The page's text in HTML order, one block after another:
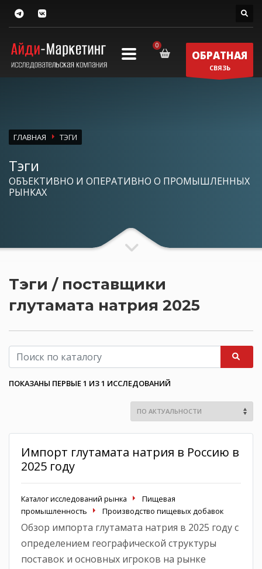
ОБРАТНАЯ
СВЯЗЬ
ГЛАВНАЯ ТЭГИ
Тэги
ОБЪЕКТИВНО И ОПЕРАТИВНО О ПРОМЫШЛЕННЫХ
РЫНКАХ
Тэги / поставщики
глутамата натрия 2025
ПОКАЗАНЫ ПЕРВЫЕ 1 ИЗ 1 ИССЛЕДОВАНИЙ
Импорт глутамата натрия в Россию в
2025 году
Каталог исследований рынка
Пищевая
промышленность
Производство пищевых добавок
Обзор импорта глутамата натрия в 2025 году с
определением географической структуры
поставок и основных игроков на рынке